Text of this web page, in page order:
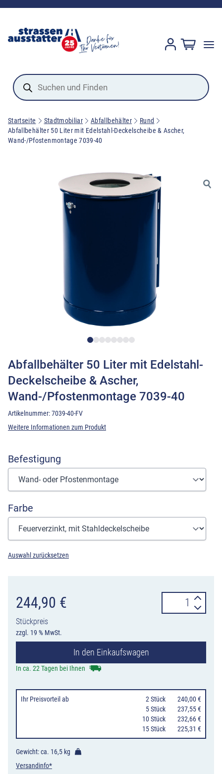
Products
search
Startseite Stadtmobiliar Abfallbehälter
Rund
Abfallbehälter 50 Liter mit Edelstahl-Deckelscheibe & Ascher,
Wand-/Pfostenmontage 7039-40
Abfallbehälter 50 Liter mit Edelstahl-
Deckelscheibe & Ascher,
Wand-/Pfostenmontage 7039-40
Artikelnummer:7039-40-FV
Weitere Informationen zum Produkt
Befestigung
Farbe
Auswahl zurücksetzen
244,90 €
Stückpreis
zzgl. 19 % MwSt.
Abfallbehälter
50
mit
Ascher,
Wand-/
7039-
40
In den Einkaufswagen
In ca. 22 Tagen bei Ihnen
Ihr Preisvorteil ab 2 Stück
240,00 €
5 Stück
237,55 €
10 Stück
232,66 €
15 Stück
225,31 €
Gewicht: ca. 16,5 kg
Versandinfo*